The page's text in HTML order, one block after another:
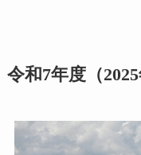
令和7年度（